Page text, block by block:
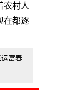
农村人
在都逐
富春